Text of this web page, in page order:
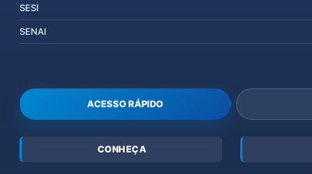
SESI
SENAI
ACESSO RÁPIDO
CONHEÇA